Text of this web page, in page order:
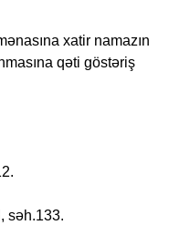
xatir namazın
qəti göstəriş
səh.133.